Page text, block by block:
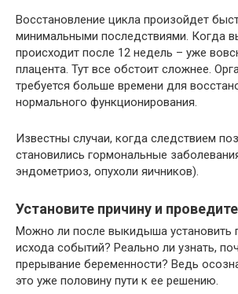
Восстановление цикла произойдет
минимальными последствиями. Когда
происходит после 12 недель – уже
плацента. Тут все обстоит сложнее.
требуется больше времени для
нормального функционирования.
Известны случаи, когда следствием
становились гормональные
эндометриоз, опухоли яичников).
Установите причину и
Можно ли после выкидыша установить
исхода событий? Реально ли узнать,
прерывание беременности? Ведь
это уже половину пути к ее решению.